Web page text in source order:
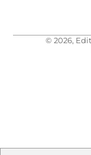
© 2026,